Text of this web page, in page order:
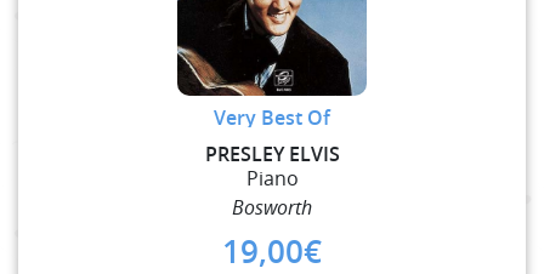
Very Best Of
PRESLEY ELVIS
Piano
Bosworth
19,00€